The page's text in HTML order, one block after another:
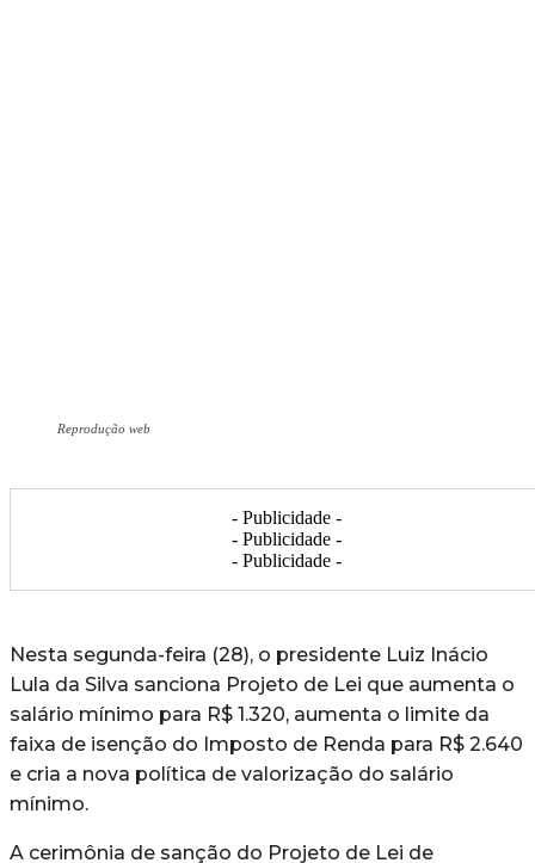
Reprodução web
- Publicidade -
- Publicidade -
- Publicidade -
Nesta segunda-feira (28), o presidente Luiz Inácio
Lula da Silva sanciona Projeto de Lei que aumenta o
salário mínimo para R$ 1.320, aumenta o limite da
faixa de isenção do Imposto de Renda para R$ 2.640
e cria a nova política de valorização do salário
mínimo.
A cerimônia de sanção do Projeto de Lei de